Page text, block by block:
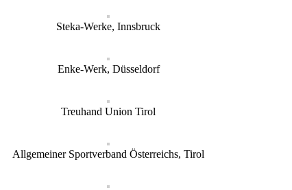
Steka-Werke, Innsbruck
Enke-Werk, Düsseldorf
Treuhand Union Tirol
Allgemeiner Sportverband Österreichs, Tirol